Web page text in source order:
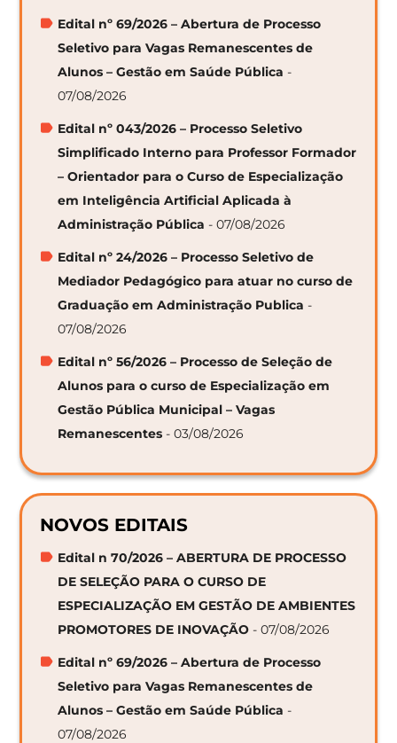
Edital nº 69/2026 – Abertura de Processo
Seletivo para Vagas Remanescentes de
Alunos – Gestão em Saúde Pública -
07/08/2026
Edital nº 043/2026 – Processo Seletivo
Simplificado Interno para Professor Formador
– Orientador para o Curso de Especialização
em Inteligência Artificial Aplicada à
Administração Pública - 07/08/2026
Edital nº 24/2026 – Processo Seletivo de
Mediador Pedagógico para atuar no curso de
Graduação em Administração Publica -
07/08/2026
Edital nº 56/2026 – Processo de Seleção de
Alunos para o curso de Especialização em
Gestão Pública Municipal – Vagas
Remanescentes - 03/08/2026
NOVOS EDITAIS
Edital n 70/2026 – ABERTURA DE PROCESSO
DE SELEÇÃO PARA O CURSO DE
ESPECIALIZAÇÃO EM GESTÃO DE AMBIENTES
PROMOTORES DE INOVAÇÃO - 07/08/2026
Edital nº 69/2026 – Abertura de Processo
Seletivo para Vagas Remanescentes de
Alunos – Gestão em Saúde Pública -
07/08/2026